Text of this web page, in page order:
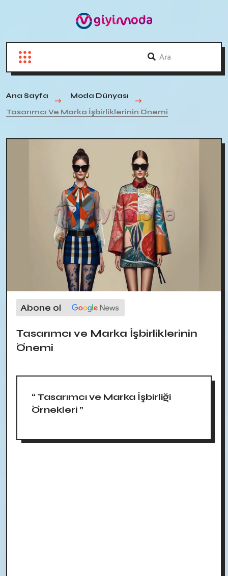
Ana Sayfa
Moda Dünyası
Tasarımcı Ve Marka İşbirliklerinin Önemi
Abone ol
Tasarımcı ve Marka İşbirliklerinin
Önemi
“ Tasarımcı ve Marka İşbirliği
Örnekleri ”